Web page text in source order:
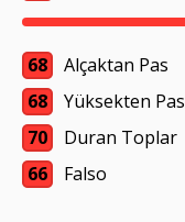
68
Alçaktan Pas
68
Yüksekten Pas
70
Duran Toplar
66
Falso